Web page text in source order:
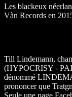
Les blackeux
Vàn Records en
Till Lindemann,
(HYPOCRISY -
dénommé
prononcer que
Seule une page